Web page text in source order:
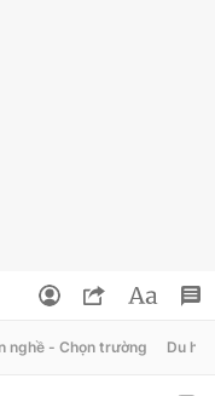
nghề - Chọn trường Du học